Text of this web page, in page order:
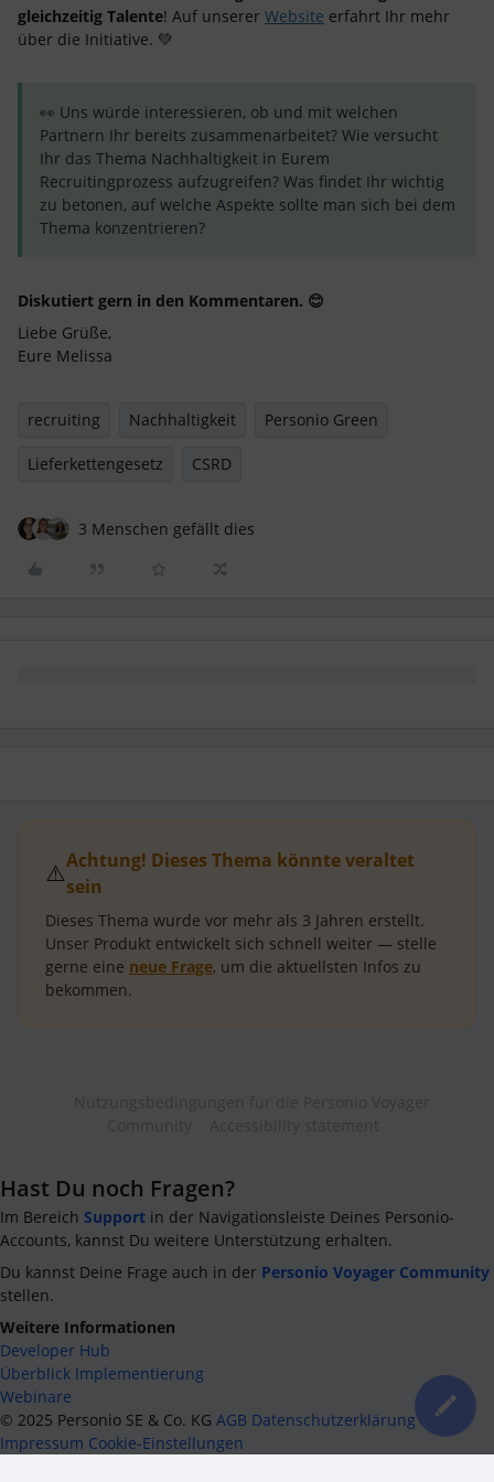
gleichzeitig Talente! Auf unserer Website erfahrt Ihr mehr
über die Initiative. 💚
👀 Uns würde interessieren, ob und mit welchen
Partnern Ihr bereits zusammenarbeitet? Wie versucht
Ihr das Thema Nachhaltigkeit in Eurem
Recruitingprozess aufzugreifen? Was findet Ihr wichtig
zu betonen, auf welche Aspekte sollte man sich bei dem
Thema konzentrieren?
Diskutiert gern in den Kommentaren. 😊
Liebe Grüße,
Eure Melissa
recruiting Nachhaltigkeit Personio Green
Lieferkettengesetz CSRD
3 Menschen gefällt dies
⚠️Achtung! Dieses Thema könnte veraltet
sein
Dieses Thema wurde vor mehr als 3 Jahren erstellt.
Unser Produkt entwickelt sich schnell weiter — stelle
gerne eine neue Frage, um die aktuellsten Infos zu
bekommen.
Hast Du noch Fragen?
Im Bereich Support in der Navigationsleiste Deines Personio-
Accounts, kannst Du weitere Unterstützung erhalten.
Du kannst Deine Frage auch in der Personio Voyager Community
stellen.
Weitere Informationen
Developer Hub
Überblick Implementierung
Webinare
© 2025 Personio SE & Co. KG AGB Datenschutzerklärung
Impressum Cookie-Einstellungen